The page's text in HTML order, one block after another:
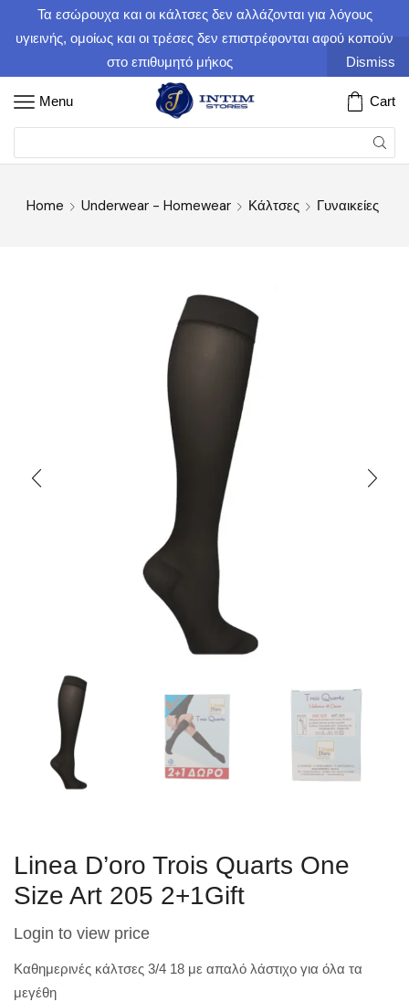
Τα εσώρουχα και οι κάλτσες δεν αλλάζονται για λόγους
υγιεινής, ομοίως και οι τρέσες δεν επιστρέφονται αφού κοπούν
στο επιθυμητό μήκος
Dismiss
Menu Cart
Home Underwear - Homewear Κάλτσες Γυναικείες
Linea D’oro Trois Quarts One
Size Art 205 2+1Gift
Login to view price
Καθημερινές κάλτσες 3/4 18 με απαλό λάστιχο για όλα τα
μεγέθη